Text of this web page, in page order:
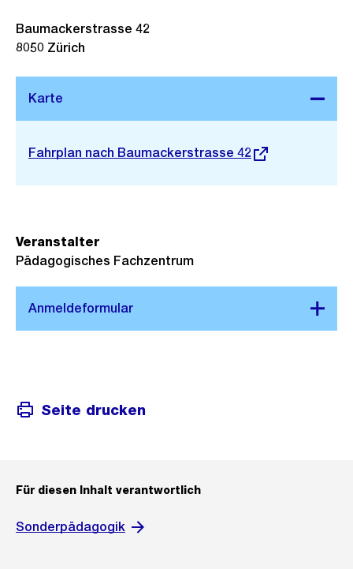
Stadtplan 3D
Externer
Fahrplan nach Baumackerstrasse 42
Baumackerstrasse 42
8050 Zürich
Veranstalter
Pädagogisches Fachzentrum
Seite drucken
Für diesen Inhalt verantwortlich
Sonderpädagogik